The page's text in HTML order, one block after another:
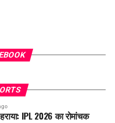
IPL 2026 का रोमांचक